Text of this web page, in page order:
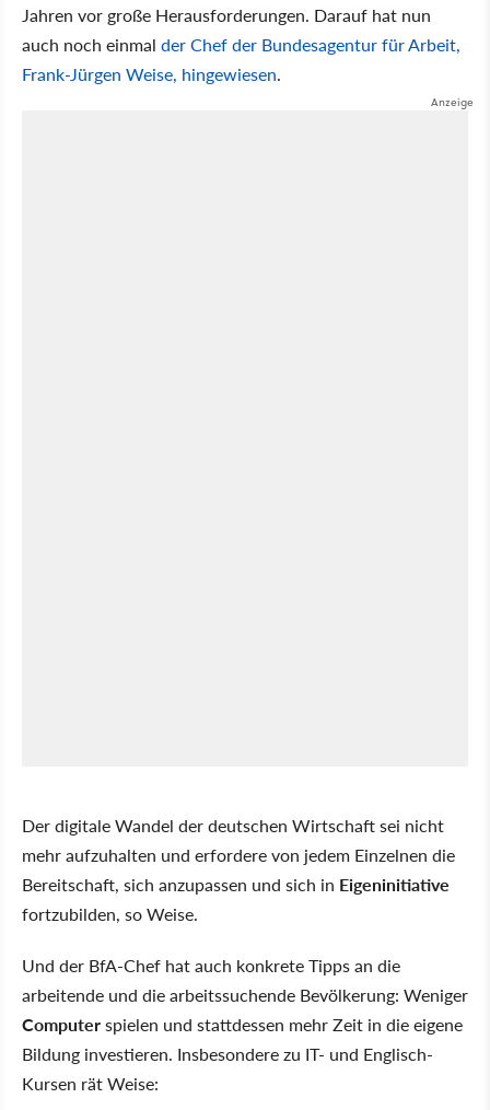
Jahren vor große Herausforderungen. Darauf hat nun
auch noch einmal der Chef der Bundesagentur für Arbeit,
Frank-Jürgen Weise, hingewiesen.
Der digitale Wandel der deutschen Wirtschaft sei nicht
mehr aufzuhalten und erfordere von jedem Einzelnen die
Bereitschaft, sich anzupassen und sich in Eigeninitiative
fortzubilden, so Weise.
Und der BfA-Chef hat auch konkrete Tipps an die
arbeitende und die arbeitssuchende Bevölkerung: Weniger
Computerspielen und stattdessen mehr Zeit in die eigene
Bildung investieren. Insbesondere zu IT- und Englisch-
Kursen rät Weise: